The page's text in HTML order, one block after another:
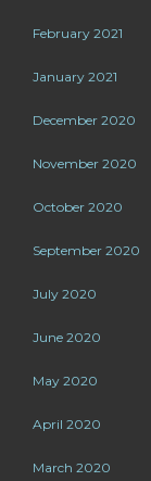
February 2021
January 2021
December 2020
November 2020
October 2020
September 2020
July 2020
June 2020
May 2020
April 2020
March 2020